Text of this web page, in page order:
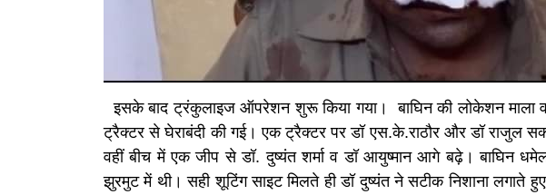
इसके बाद ट्रंकुलाइज ऑपरेशन शुरू किया गया। बाघिन की लोकेशन माला
ट्रैक्टर से घेराबंदी की गई। एक ट्रैक्टर पर डॉ एस.के.राठौर और डॉ राजुल
वहीं बीच में एक जीप से डॉ. दुष्यंत शर्मा व डॉ आयुष्मान आगे बढ़े। बाघिन
झुरमुट में थी। सही शूटिंग साइट मिलते ही डॉ दुष्यंत ने सटीक निशाना लगाते